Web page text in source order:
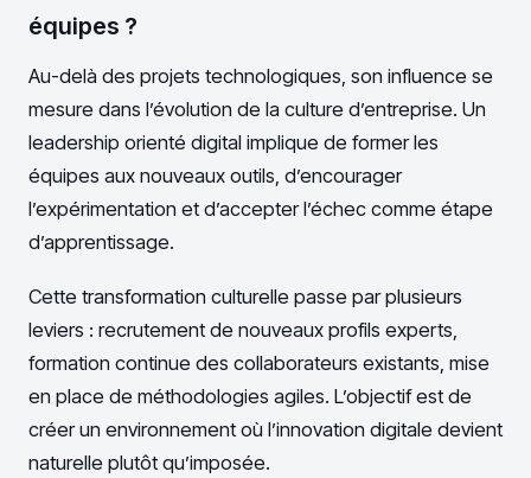
équipes ?
Au-delà des projets technologiques, son influence se
mesure dans l’évolution de la culture d’entreprise. Un
leadership orienté digital implique de former les
équipes aux nouveaux outils, d’encourager
l’expérimentation et d’accepter l’échec comme étape
d’apprentissage.
Cette transformation culturelle passe par plusieurs
leviers : recrutement de nouveaux profils experts,
formation continue des collaborateurs existants, mise
en place de méthodologies agiles. L’objectif est de
créer un environnement où l’innovation digitale devient
naturelle plutôt qu’imposée.